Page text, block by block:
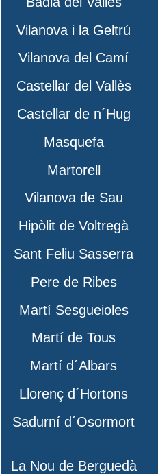
Vilanova i la Geltrú
Vilanova del Camí
Castellar del Vallès
Castellar de n´Hug
Masquefa
Martorell
Vilanova de Sau
Hipòlit de Voltregà
Sant Feliu Sasserra
Pere de Ribes
Martí Sesgueioles
Martí de Tous
Martí d´Albars
Llorenç d´Hortons
Sadurní d´Osormort
La Nou de Berguedà